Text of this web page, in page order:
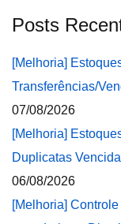
Posts
[Melhoria]
Transferências/
07/08/2026
[Melhoria]
Duplicatas
06/08/2026
[Melhoria]